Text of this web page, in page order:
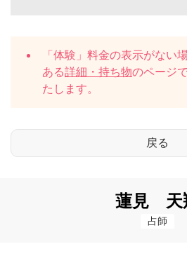
「体験」料金の表示がない
ある詳細・持ち物のページ
たします。
蓮見 天
占師